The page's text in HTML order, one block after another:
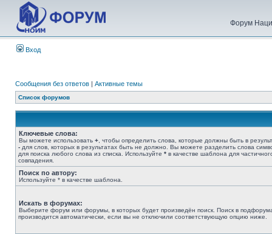
Форум
Вход
Сообщения без ответов | Активные темы
Список форумов
Ключевые слова:
Вы можете использовать + , чтобы определить слова, которые должны быть в
- для слов, которых в результатах быть не должно. Вы можете разделить слова
для поиска любого слова из списка. Используйте * в качестве шаблона для
совпадения.
Поиск по автору:
Используйте * в качестве шаблона.
Искать в форумах:
Выберите форум или форумы, в которых будет произведён поиск. Поиск в
производится автоматически, если вы не отключили соответствующую опцию ниже.